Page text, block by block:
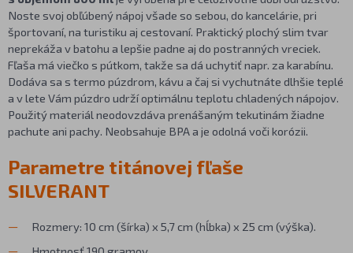
Noste svoj obľúbený nápoj všade so sebou, do kancelárie, pri
športovaní, na turistiku aj cestovaní. Praktický plochý slim tvar
neprekáža v batohu a lepšie padne aj do postranných vreciek.
Fľaša má viečko s pútkom, takže sa dá uchytiť napr. za karabínu.
Dodáva sa s termo púzdrom, kávu a čaj si vychutnáte dlhšie teplé
a v lete Vám púzdro udrží optimálnu teplotu chladených nápojov.
Použitý materiál neodovzdáva prenášaným tekutinám žiadne
pachute ani pachy. Neobsahuje BPA a je odolná voči korózii.
Parametre titánovej fľaše
SILVERANT
Rozmery: 10 cm (šírka) x 5,7 cm (hĺbka) x 25 cm (výška).